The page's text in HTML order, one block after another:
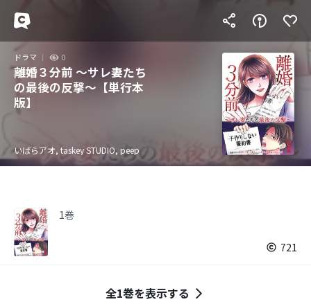
ドラマ 0
離婚３分前 ～サレ妻たち
の最後の反撃～【単行本
版】
いばらアオ, taskey STUDIO, peep
1巻
721
全1巻を表示する